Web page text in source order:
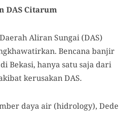
DAS Citarum
Aliran Sungai (DAS)
Bencana banjir
Bekasi, hanya satu saja dari
kerusakan DAS.
daya air (hidrology), Dede